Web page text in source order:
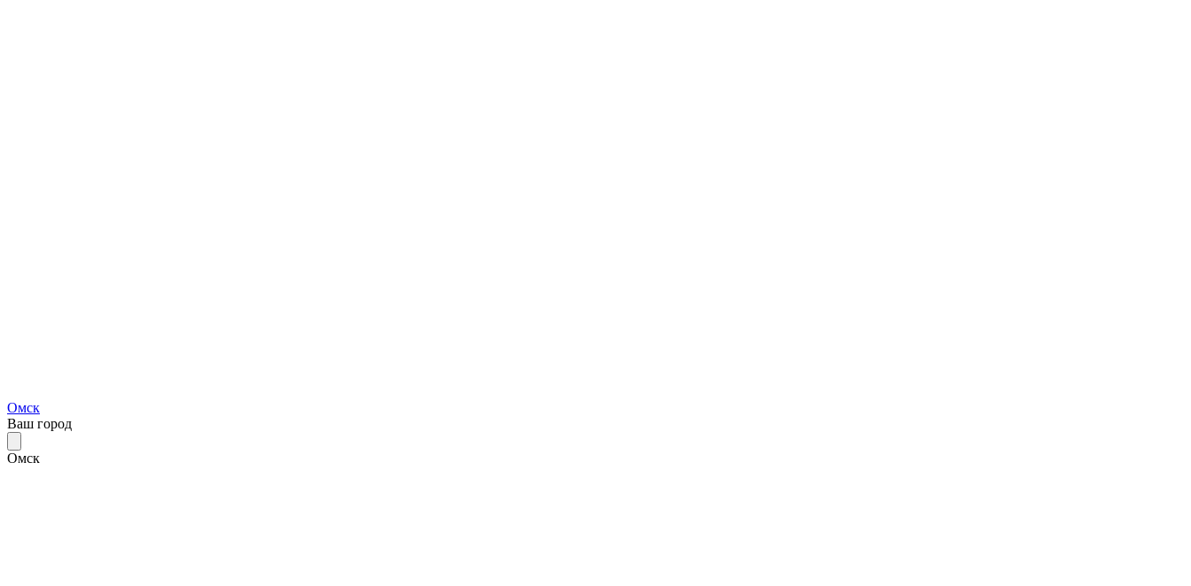
Омск
Ваш город
Омск